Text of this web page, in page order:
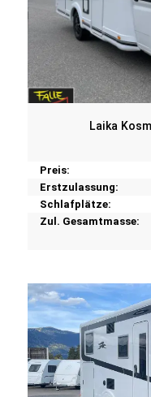
Laika
Preis:
Erstzulassung:
Schlafplätze:
Zul. Gesamtmasse: